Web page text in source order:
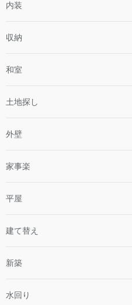
内装
収納
和室
土地探し
外壁
家事楽
平屋
建て替え
新築
水回り